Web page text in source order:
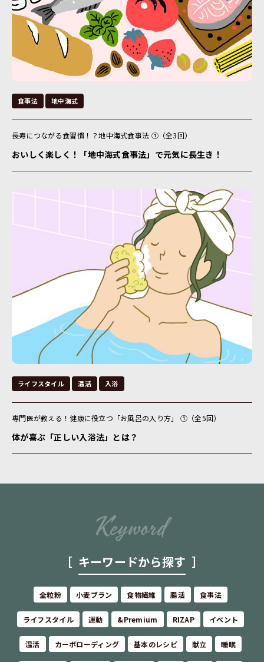
食事法 地中海式
長寿につながる食習慣！？地中海式食事法 ①（全3回）
おいしく楽しく！「地中海式食事法」で元気に長生き！
ライフスタイル 温活 入浴
専門医が教える！健康に役立つ「お風呂の入り方」 ①（全5回）
体が喜ぶ「正しい入浴法」とは？
キーワードから探す
全粒粉 小麦ブラン 食物繊維 腸活 食事法
ライフスタイル 運動 &Premium RIZAP イベント
温活 カーボローディング 基本のレシピ 献立 睡眠